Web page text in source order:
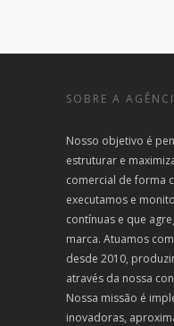
SOBRE A
Nosso objetivo é
estruturar e
comercial de forma
executamos e
contínuas e que
marca. Atuamos
desde 2010,
através da nossa
Nossa missão é
inovadoras,